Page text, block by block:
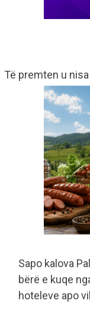
Të premten u
Sapo kalova
bërë e kuqe
hoteleve apo